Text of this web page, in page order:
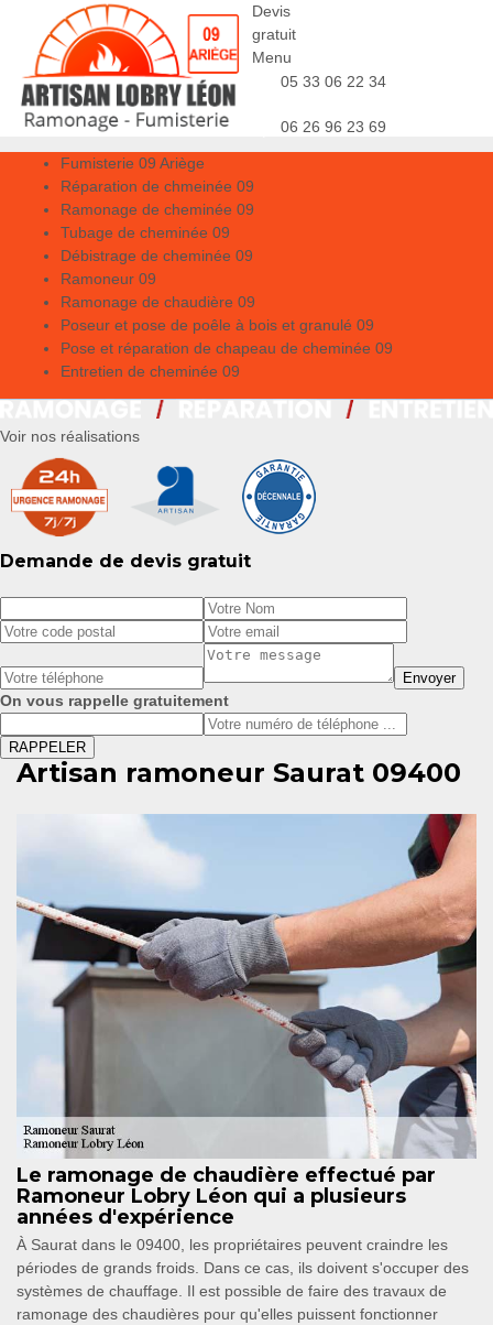
Devis
gratuit
Menu
05 33 06 22 34
06 26 96 23 69
Fumisterie 09 Ariège
Réparation de chmeinée 09
Ramonage de cheminée 09
Tubage de cheminée 09
Débistrage de cheminée 09
Ramoneur 09
Ramonage de chaudière 09
Poseur et pose de poêle à bois et granulé 09
Pose et réparation de chapeau de cheminée 09
Entretien de cheminée 09
Voir nos réalisations
Demande de devis gratuit
On vous rappelle gratuitement
Artisan ramoneur Saurat 09400
Le ramonage de chaudière effectué par
Ramoneur Lobry Léon qui a plusieurs
années d'expérience
À Saurat dans le 09400, les propriétaires peuvent craindre les
périodes de grands froids. Dans ce cas, ils doivent s'occuper des
systèmes de chauffage. Il est possible de faire des travaux de
ramonage des chaudières pour qu'elles puissent fonctionner